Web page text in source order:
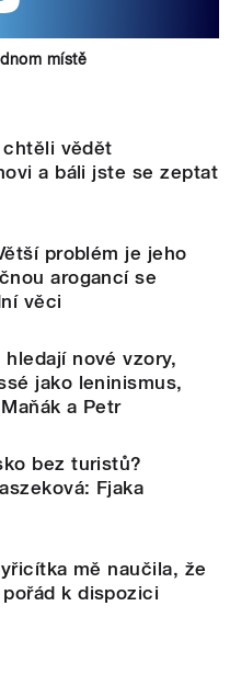
místě
vědět
a báli jste se zeptat
problém je jeho
arogancí se
věci
nové vzory,
jako leninismus,
a Petr
bez turistů?
Fjaka
mě naučila, že
k dispozici